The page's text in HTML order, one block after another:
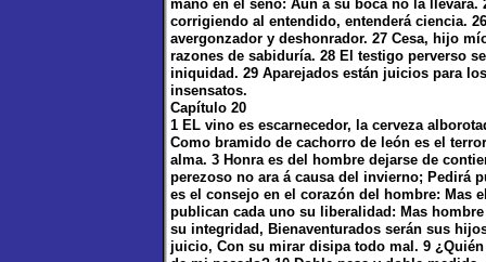
mano en el seno: Aun á su boca no la llevará.
corrigiendo al entendido, entenderá ciencia.
avergonzador y deshonrador. 27 Cesa, hijo
razones de sabiduría. 28 El testigo perverso
iniquidad. 29 Aparejados están juicios para
insensatos.
Capítulo 20
1 EL vino es escarnecedor, la cerveza
Como bramido de cachorro de león es el
alma. 3 Honra es del hombre dejarse de
perezoso no ara á causa del invierno; Pedirá
es el consejo en el corazón del hombre: Mas
publican cada uno su liberalidad: Mas
su integridad, Bienaventurados serán sus
juicio, Con su mirar disipa todo mal. 9